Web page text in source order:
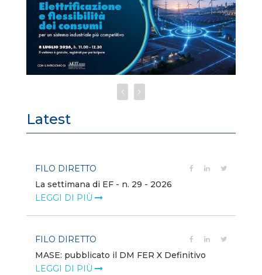
Latest
FILO DIRETTO
La settimana di EF - n. 29 - 2026
LEGGI DI PIÙ
FILO DIRETTO
MASE: pubblicato il DM FER X Definitivo
LEGGI DI PIÙ